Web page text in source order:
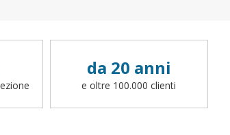
da 20 anni
e oltre 100.000 clienti